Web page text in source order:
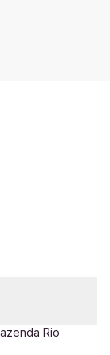
Rio